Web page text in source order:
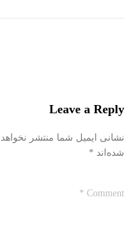
Leave a Reply
نشانی ایمیل شما منتشر
شده‌اند *